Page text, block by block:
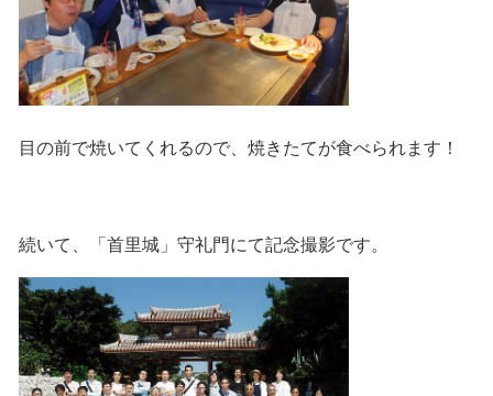
目の前で焼いてくれるので、焼きたてが食べられます！
続いて、「首里城」守礼門にて記念撮影です。